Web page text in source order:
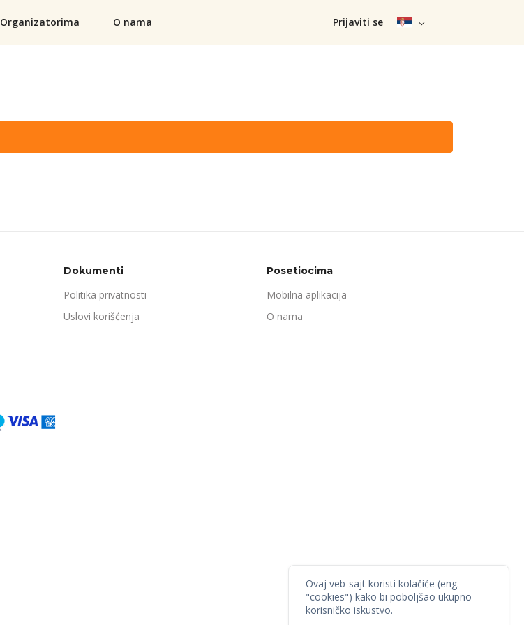
Organizatorima O nama Prijaviti se
Dokumenti
Politika privatnosti
Uslovi korišćenja
Posetiocima
Mobilna aplikacija
O nama
Ovaj veb-sajt koristi kolačiće (eng.
"cookies") kako bi poboljšao ukupno
korisničko iskustvo.